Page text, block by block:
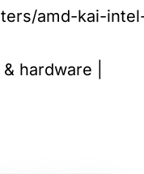
amd-kai-
hardware |